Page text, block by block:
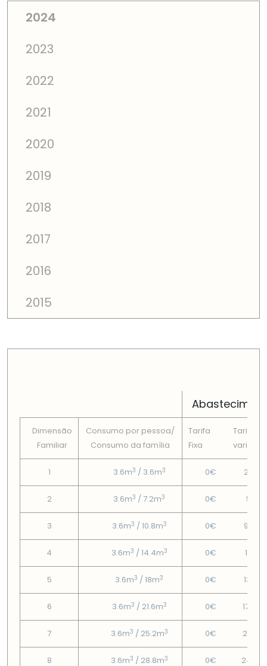
2024
2023
2022
2021
2020
2019
2018
2017
2016
2015
Dimensão
Familiar
Consumo por pessoa/
Consumo da famí­lia
Tarifa
Fixa
Tarifa
variável
1 3.6m3 / 3.6m3 0€ 2.95€
2 3.6m3 / 7.2m3 0€ 5.9€
3 3.6m3 / 10.8m3 0€ 9.25€
4 3.6m3 / 14.4m3 0€ 12.7€
5 3.6m3 / 18m3 0€ 13.21€
6 3.6m3 / 21.6m3 0€ 17.06€
7 3.6m3 / 25.2m3 0€ 20.91€
8 3.6m3 / 28.8m3 0€